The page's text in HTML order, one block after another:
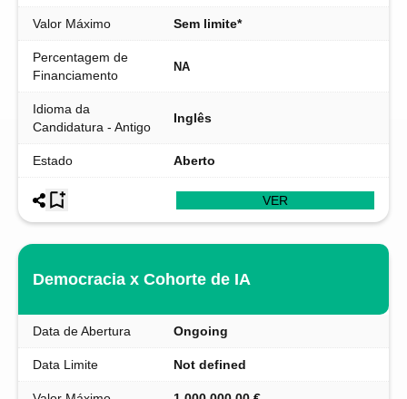
Valor Máximo Sem limite*
Percentagem de
Financiamento
NA
Idioma da
Candidatura - Antigo
Inglês
Estado Aberto
VER
Democracia x Cohorte de IA
Data de Abertura Ongoing
Data Limite Not defined